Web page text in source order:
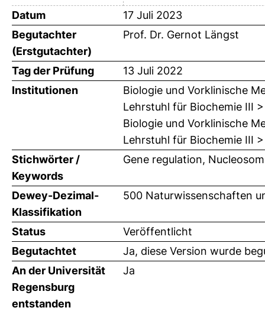
Datum
17 Juli 2023
Begutachter
(Erstgutachter)
Prof. Dr. Gernot Längst
Tag der Prüfung
13 Juli 2022
Institutionen
Biologie und Vorklinische
Lehrstuhl für Biochemie III
Biologie und Vorklinische
Lehrstuhl für Biochemie III
Stichwörter /
Keywords
Gene regulation,
Dewey-Dezimal-
Klassifikation
500 Naturwissenschaften
Status
Veröffentlicht
Begutachtet
Ja, diese Version wurde
An der Universität
Regensburg
entstanden
Ja